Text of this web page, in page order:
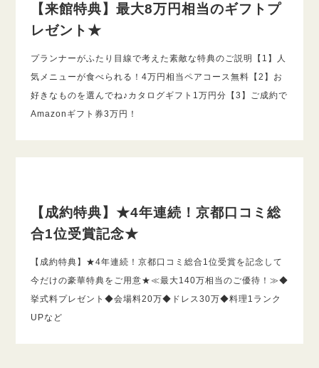
【来館特典】最大8万円相当のギフトプ
レゼント★
プランナーがふたり目線で考えた素敵な特典のご説明【1】人
気メニューが食べられる！4万円相当ペアコース無料【2】お
好きなものを選んでね♪カタログギフト1万円分【3】ご成約で
Amazonギフト券3万円！
【成約特典】★4年連続！京都口コミ総
合1位受賞記念★
【成約特典】★4年連続！京都口コミ総合1位受賞を記念して
今だけの豪華特典をご用意★≪最大140万相当のご優待！≫◆
挙式料プレゼント◆会場料20万◆ドレス30万◆料理1ランク
UPなど